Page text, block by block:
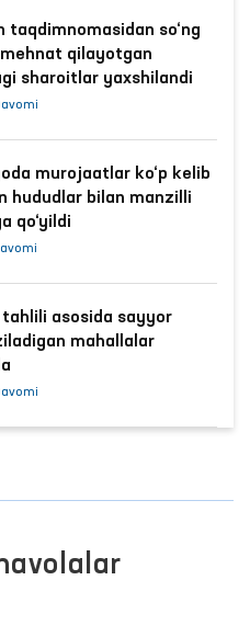
taqdimnomasidan so‘ng
qilayotgan
sharoitlar yaxshilandi
murojaatlar ko‘p kelib
hududlar bilan manzilli
qo‘yildi
asosida sayyor
mahallalar